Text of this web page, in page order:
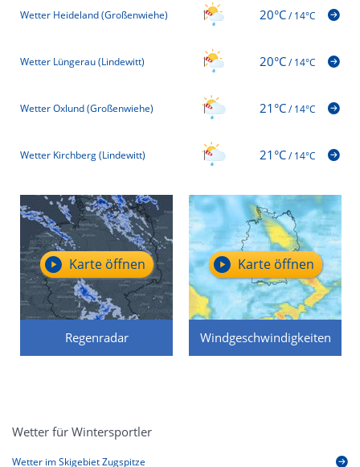
Wetter Heideland (Großenwiehe) 20°C/14°C
Wetter Lüngerau (Lindewitt) 20°C/14°C
Wetter Oxlund (Großenwiehe) 21°C/14°C
Wetter Kirchberg (Lindewitt) 21°C/14°C
Regenradar
Karte öffnen
Windgeschwindigkeiten
Karte öffnen
Wetter für Wintersportler
Wetter im Skigebiet Zugspitze